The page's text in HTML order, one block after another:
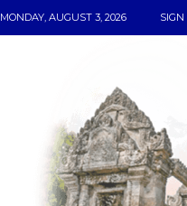
MONDAY, AUGUST 3, 2026